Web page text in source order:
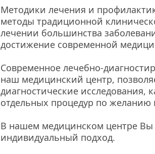
Методики лечения и
методы традиционной
лечении большинства
достижение современной
Современное лечебно-
наш медицинский центр,
диагностические исследования,
отдельных процедур по желанию
В нашем медицинском центре Вы
индивидуальный подход.